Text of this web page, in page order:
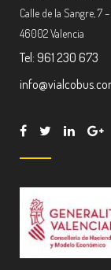
Calle de la Sangre, 7 –
46002 Valencia
Tel: 961 230 673